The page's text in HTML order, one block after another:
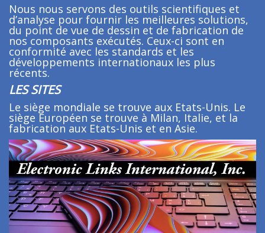
Nous nous servons des outils scientifiques et
d’analyse pour fournir les meilleures solutions,
du point de vue de dessin et de fabrication de
nos composants exécutés. Ceux-ci sont en
conformité avec les standards et les
développements internationaux les plus
récents.
LES SITES
Le siège mondiale se trouve aux Etats-Unis. Le
siège Européen se trouve à Milan, Italie, et la
fabrication aux Etats-Unis et en Asie.